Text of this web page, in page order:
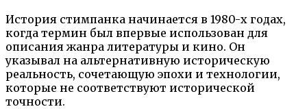
История стимпанка начинается в 1980-х годах,
когда термин был впервые использован для
описания жанра литературы и кино. Он
указывал на альтернативную историческую
реальность, сочетающую эпохи и технологии,
которые не соответствуют исторической
точности.